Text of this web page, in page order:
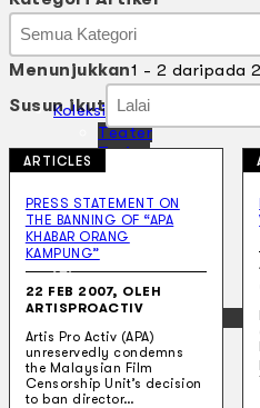
Koleksi Kami
Teater
Tarian
Artikel
Sejarah Lisan
Mengenai Kami
Hubungi Kami
BM
EN
Kategori Artikel
Kategori Artikel
Kategori Artikel
Menunjukkan1 - 2 daripada 2
Susun ikut Susun ikut
Susun ikut
Susun ikut
ARTICLES
PRESS STATEMENT ON
THE BANNING OF “APA
KHABAR ORANG
KAMPUNG”
22 FEB 2007, OLEH
ARTISPROACTIV
Artis Pro Activ (APA)
unreservedly condemns
the Malaysian Film
Censorship Unit’s decision
to ban director…